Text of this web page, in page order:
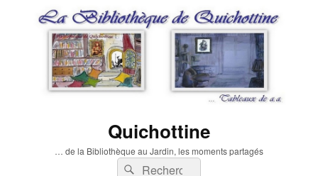
Quichottine
… de la Bibliothèque au Jardin, les moments partagés
Recherche :
Rechercher